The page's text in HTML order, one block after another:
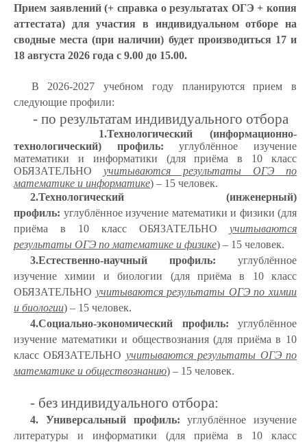
Прием заявлений (+ справка о результатах ОГЭ + копия
аттестата) для участия в индивидуальном отборе на
сводные места (при наличии) будет производиться 17 и
18 августа 2026 года с 9.00 до 15.00.
В 2026-2027 учебном году планируются прием в
следующие профили:
- по результатам индивидуального отбора
1.Технологический (информационно-
технологический) профиль:углублённое изучение
математики и информатики (для приёма в 10 класс
ОБЯЗАТЕЛЬНОучитываются результаты ОГЭ по
математике и информатике) – 15 человек.
2.Технологический (инженерный)
профиль: углублённое изучение математики и физики (для
приёма в 10 класс ОБЯЗАТЕЛЬНО учитываются
результаты ОГЭ по математике и физике) – 15 человек.
3.Естественно-научный профиль: углублённое
изучение химии и биологии (для приёма в 10 класс
ОБЯЗАТЕЛЬНО учитываются результаты ОГЭ по химии
и биологии) – 15 человек.
4.Социально-экономический профиль: углублённое
изучение математики и обществознания (для приёма в 10
класс ОБЯЗАТЕЛЬНО учитываются результаты ОГЭ по
математике и обществознанию) – 15 человек.
- без индивидуального отбора:
4. Универсальный профиль: углублённое изучение
литературы и информатики (для приёма в 10 класс